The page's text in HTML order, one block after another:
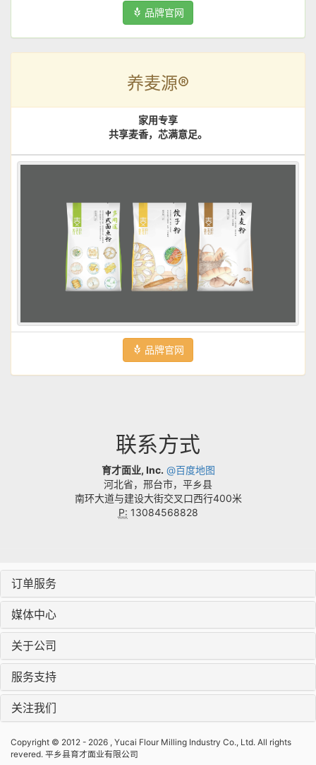
品牌官网
养麦源®
家用专享
共享麦香，芯满意足。
品牌官网
联系方式
育才面业, Inc. @百度地图
河北省，邢台市，平乡县
南环大道与建设大街交叉口西行400米
P: 13084568828
订单服务
媒体中心
关于公司
服务支持
关注我们
Copyright © 2012 - 2026 , Yucai Flour Milling Industry Co., Ltd. All rights
revered. 平乡县育才面业有限公司